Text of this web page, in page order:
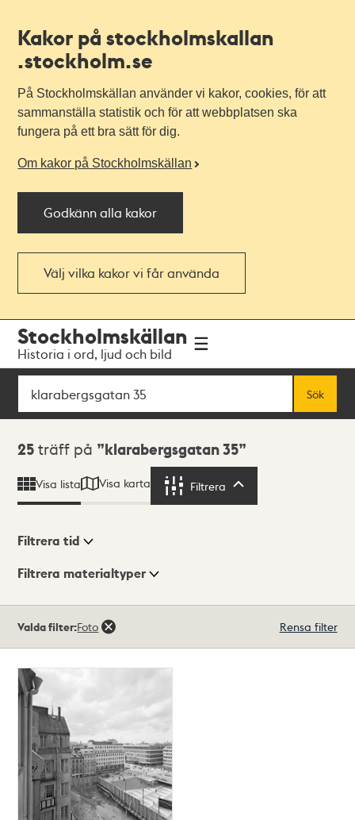
Kakor på stockholmskallan
.stockholm.se
På Stockholmskällan använder vi kakor, cookies, för att
sammanställa statistik och för att webbplatsen ska
fungera på ett bra sätt för dig.
Om kakor på Stockholmskällan
Godkänn alla kakor
Välj vilka kakor vi får använda
navigationen
huvudinnehållet
Stockholmskällan
Historia i ord, ljud och bild
Sök
Sök
Sökresultat
25 träff på klarabergsgatan 35
Visa lista Visa karta Filtrera
Visningsläge
Filtrera tid
Filtrera materialtyper
träffar
Valda filter:Foto Rensa filter